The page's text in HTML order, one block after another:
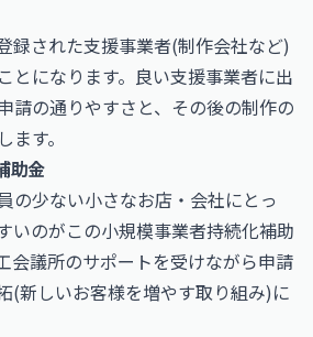
録された支援事業者(制作会社など)
とになります。良い支援事業者に出
請の通りやすさと、その後の制作の
す。
助金
の少ない小さなお店・会社にとっ
いのがこの小規模事業者持続化補助
会議所のサポートを受けながら申請
(新しいお客様を増やす取り組み)に